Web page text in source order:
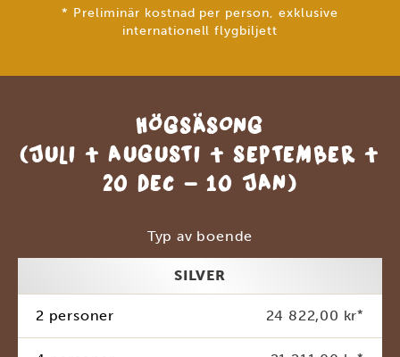
* Preliminär kostnad per person, exklusive
internationell flygbiljett
HÖGSÄSONG
(JULI + AUGUSTI + SEPTEMBER +
20 DEC - 10 JAN)
Typ av boende
SILVER
2 personer 24 822,00 kr*